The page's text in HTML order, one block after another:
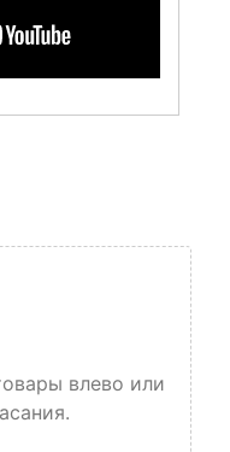
влево или